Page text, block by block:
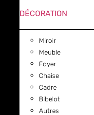
DÉCORATION
Miroir
Meuble
Foyer
Chaise
Cadre
Bibelot
Autres